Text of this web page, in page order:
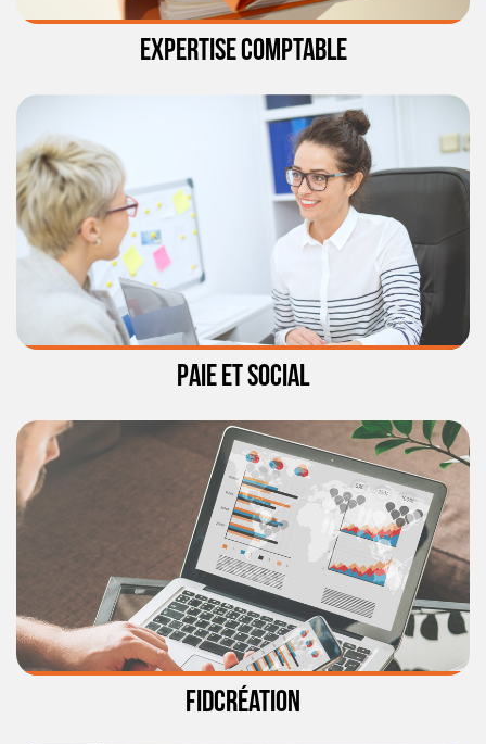
EXPERTISE COMPTABLE
PAIE ET SOCIAL
FIDCRÉATION